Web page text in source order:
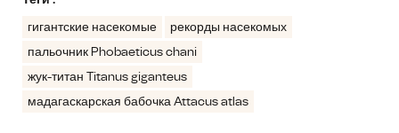
гигантские насекомые
рекорды насекомых
пальочник Phobaeticus chani
жук-титан Titanus giganteus
мадагаскарская бабочка Attacus atlas